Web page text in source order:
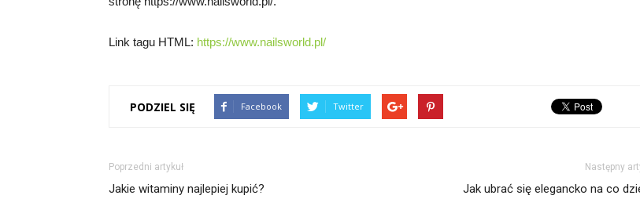
Link tagu HTML: https://www.nailsworld.pl/
PODZIEL SIĘ Facebook Twitter
Poprzedni artykuł
Jakie witaminy najlepiej kupić?
Następny
Jak ubrać się elegancko na co